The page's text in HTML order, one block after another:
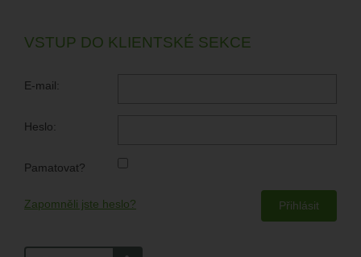
VSTUP DO KLIENTSKÉ SEKCE
E-mail:
Heslo:
Pamatovat?
Zapomněli jste heslo?